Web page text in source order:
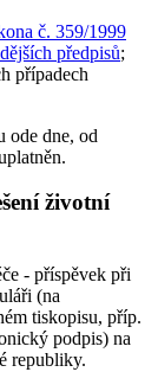
č. 359/1999
předpisů;
případech
ode dne, od
životní
- příspěvek při
(na
tiskopisu, příp.
podpis) na
republiky.